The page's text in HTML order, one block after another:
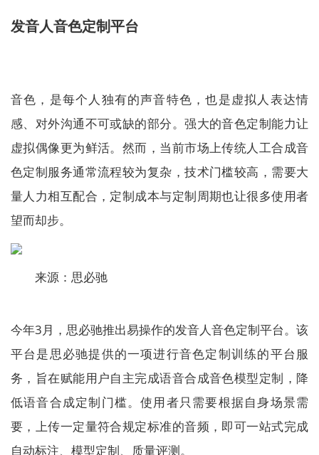
发音人音色定制平台
音色，是每个人独有的声音特色，也是虚拟人表达情
感、对外沟通不可或缺的部分。强大的音色定制能力让
虚拟偶像更为鲜活。然而，当前市场上传统人工合成音
色定制服务通常流程较为复杂，技术门槛较高，需要大
量人力相互配合，定制成本与定制周期也让很多使用者
望而却步。
来源：思必驰
今年3月，思必驰推出易操作的发音人音色定制平台。该
平台是思必驰提供的一项进行音色定制训练的平台服
务，旨在赋能用户自主完成语音合成音色模型定制，降
低语音合成定制门槛。使用者只需要根据自身场景需
要，上传一定量符合规定标准的音频，即可一站式完成
自动标注、模型定制、质量评测。